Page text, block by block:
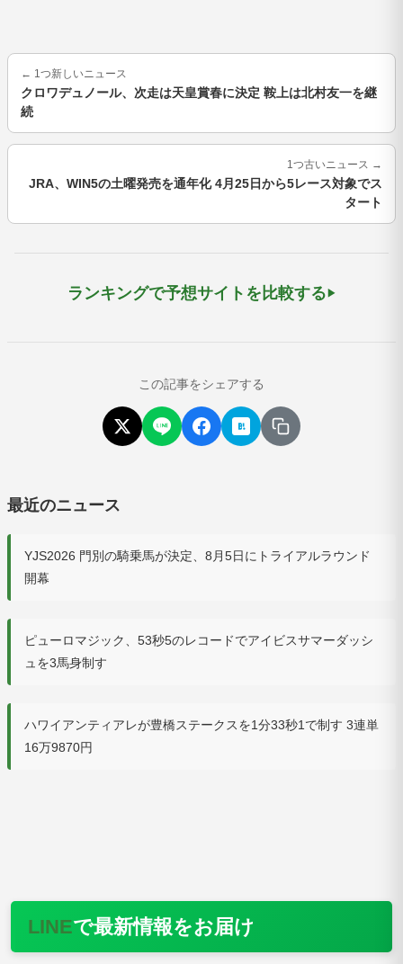
← 1つ新しいニュース
クロワデュノール、次走は天皇賞春に決定 鞍上は北村友一を継
続
1つ古いニュース →
JRA、WIN5の土曜発売を通年化 4月25日から5レース対象でス
タート
ランキングで予想サイトを比較する
この記事をシェアする
最近のニュース
YJS2026 門別の騎乗馬が決定、8月5日にトライアルラウンド
開幕
ピューロマジック、53秒5のレコードでアイビスサマーダッシ
ュを3馬身制す
ハワイアンティアレが豊橋ステークスを1分33秒1で制す 3連単
16万9870円
LINEで最新情報をお届け